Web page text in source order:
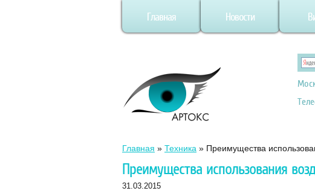
Главная Новости
Главная » Техника » Преимущества
Преимущества использования
31.03.2015